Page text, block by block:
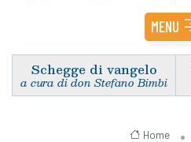
MENU
Schegge di vangelo
a cura di don Stefano Bimbi
Home